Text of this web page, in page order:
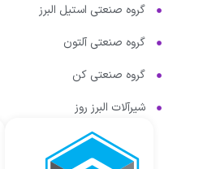
گروه صنعتی استیل البرز
گروه صنعتی آلتون
گروه صنعتی کن
شیرآلات البرز روز